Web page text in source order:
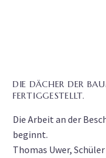
DIE DÄCHER DER
FERTIGGESTELLT.
Die Arbeit an der
beginnt.
Thomas Uwer,